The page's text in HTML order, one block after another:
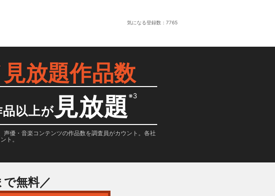
気になる登録数： 7765
放題作品数
品以上が 見放題※3
優・音楽コンテンツの作品数を調査員がカウント。各社
ト。
で無料／